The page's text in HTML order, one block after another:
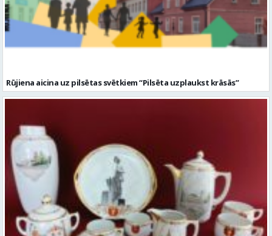
Rūjiena aicina uz pilsētas svētkiem “Pilsēta uzplaukst krāsās”